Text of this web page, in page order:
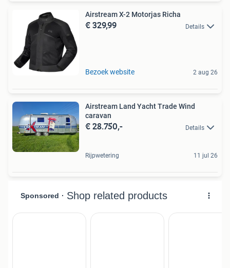
Airstream X-2 Motorjas Richa
€ 329,99 Details
Bezoek website 2 aug 26
Airstream Land Yacht Trade Wind
caravan
€ 28.750,- Details
Rijpwetering 11 jul 26